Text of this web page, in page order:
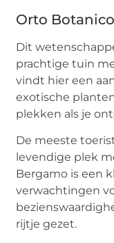
Orto Botanico
Dit
prachtige tuin
vindt hier een
exotische
plekken als je
De meeste
levendige plek
Bergamo is een
verwachtingen
rijtje gezet.